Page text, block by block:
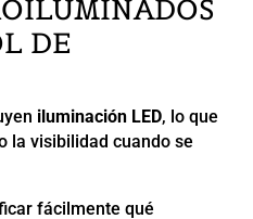
DE
iluminación LED, lo que
la visibilidad cuando se
fácilmente qué